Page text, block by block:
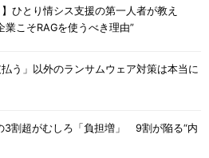
】ひとり情シス支援の第一人者が教え
業こそRAGを使うべき理由”
払う」以外のランサムウェア対策は本当に
3割超がむしろ「負担増」 9割が陥る“内